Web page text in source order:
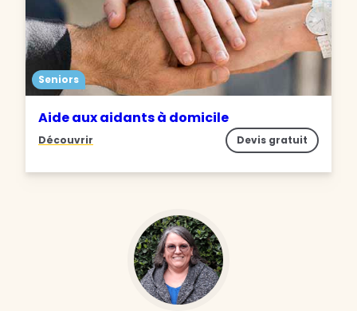
Seniors
Aide aux aidants à domicile
Découvrir Devis gratuit